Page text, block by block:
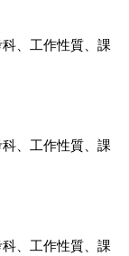
、工作性質、課
、工作性質、課
、工作性質、課